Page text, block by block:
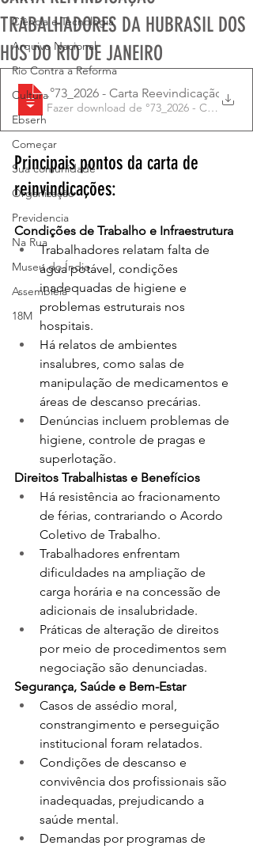
Ciência e Tecnologia
Arquivo Nacional
Rio Contra a Reforma
Cultura
Ebserh
Começar
Sua comunidade
Organização
Previdencia
Na Rua
Museu do Índio
Assembleia
18M
TRABALHADORES DA HUBRASIL DOS
HUS DO RIO DE JANEIRO
Ofício Sindisep-RJ n
.°73_2026 - Carta Reevindicação
Fazer download de °73_2026 - CARTA
Principais pontos da carta de
reinvindicações:
Condições de Trabalho e Infraestrutura
Trabalhadores relatam falta de
água potável, condições
inadequadas de higiene e
problemas estruturais nos
hospitais.﻿
Há relatos de ambientes
insalubres, como salas de
manipulação de medicamentos e
áreas de descanso precárias.﻿
Denúncias incluem problemas de
higiene, controle de pragas e
superlotação.﻿
Direitos Trabalhistas e Benefícios
Há resistência ao fracionamento
de férias, contrariando o Acordo
Coletivo de Trabalho.﻿
Trabalhadores enfrentam
dificuldades na ampliação de
carga horária e na concessão de
adicionais de insalubridade.﻿
Práticas de alteração de direitos
por meio de procedimentos sem
negociação são denunciadas.﻿
Segurança, Saúde e Bem-Estar
Casos de assédio moral,
constrangimento e perseguição
institucional foram relatados.﻿
Condições de descanso e
convivência dos profissionais são
inadequadas, prejudicando a
saúde mental.﻿
Demandas por programas de